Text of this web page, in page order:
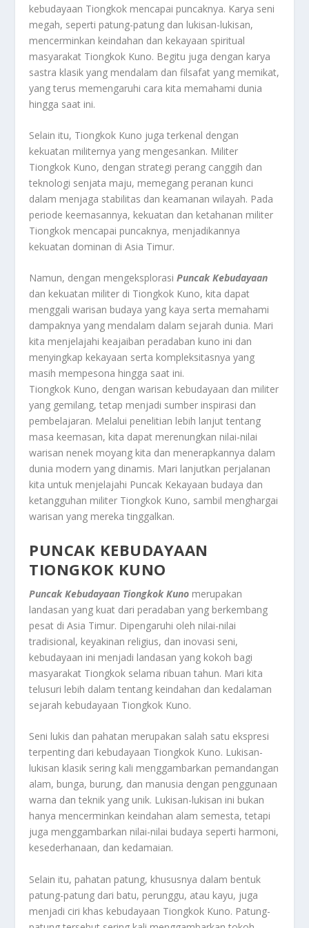
kebudayaan Tiongkok mencapai puncaknya. Karya seni
megah, seperti patung-patung dan lukisan-lukisan,
mencerminkan keindahan dan kekayaan spiritual
masyarakat Tiongkok Kuno. Begitu juga dengan karya
sastra klasik yang mendalam dan filsafat yang memikat,
yang terus memengaruhi cara kita memahami dunia
hingga saat ini.
Selain itu, Tiongkok Kuno juga terkenal dengan
kekuatan militernya yang mengesankan. Militer
Tiongkok Kuno, dengan strategi perang canggih dan
teknologi senjata maju, memegang peranan kunci
dalam menjaga stabilitas dan keamanan wilayah. Pada
periode keemasannya, kekuatan dan ketahanan militer
Tiongkok mencapai puncaknya, menjadikannya
kekuatan dominan di Asia Timur.
Namun, dengan mengeksplorasiPuncak Kebudayaan
dan kekuatan militer di Tiongkok Kuno, kita dapat
menggali warisan budaya yang kaya serta memahami
dampaknya yang mendalam dalam sejarah dunia. Mari
kita menjelajahi keajaiban peradaban kuno ini dan
menyingkap kekayaan serta kompleksitasnya yang
masih mempesona hingga saat ini.
Tiongkok Kuno, dengan warisan kebudayaan dan militer
yang gemilang, tetap menjadi sumber inspirasi dan
pembelajaran. Melalui penelitian lebih lanjut tentang
masa keemasan, kita dapat merenungkan nilai-nilai
warisan nenek moyang kita dan menerapkannya dalam
dunia modern yang dinamis. Mari lanjutkan perjalanan
kita untuk menjelajahi Puncak Kekayaan budaya dan
ketangguhan militer Tiongkok Kuno, sambil menghargai
warisan yang mereka tinggalkan.
PUNCAK KEBUDAYAAN
TIONGKOK KUNO
Puncak Kebudayaan Tiongkok Kuno merupakan
landasan yang kuat dari peradaban yang berkembang
pesat di Asia Timur. Dipengaruhi oleh nilai-nilai
tradisional, keyakinan religius, dan inovasi seni,
kebudayaan ini menjadi landasan yang kokoh bagi
masyarakat Tiongkok selama ribuan tahun. Mari kita
telusuri lebih dalam tentang keindahan dan kedalaman
sejarah kebudayaan Tiongkok Kuno.
Seni lukis dan pahatan merupakan salah satu ekspresi
terpenting dari kebudayaan Tiongkok Kuno. Lukisan-
lukisan klasik sering kali menggambarkan pemandangan
alam, bunga, burung, dan manusia dengan penggunaan
warna dan teknik yang unik. Lukisan-lukisan ini bukan
hanya mencerminkan keindahan alam semesta, tetapi
juga menggambarkan nilai-nilai budaya seperti harmoni,
kesederhanaan, dan kedamaian.
Selain itu, pahatan patung, khususnya dalam bentuk
patung-patung dari batu, perunggu, atau kayu, juga
menjadi ciri khas kebudayaan Tiongkok Kuno. Patung-